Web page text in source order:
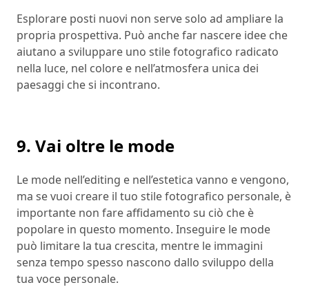
Esplorare posti nuovi non serve solo ad ampliare la
propria prospettiva. Può anche far nascere idee che
aiutano a sviluppare uno stile fotografico radicato
nella luce, nel colore e nell’atmosfera unica dei
paesaggi che si incontrano.
9. Vai oltre le mode
Le mode nell’editing e nell’estetica vanno e vengono,
ma se vuoi creare il tuo stile fotografico personale, è
importante non fare affidamento su ciò che è
popolare in questo momento. Inseguire le mode
può limitare la tua crescita, mentre le immagini
senza tempo spesso nascono dallo sviluppo della
tua voce personale.